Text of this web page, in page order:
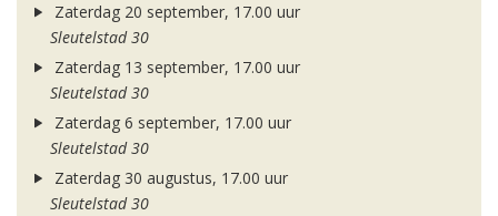
Zaterdag 20 september, 17.00 uur
Sleutelstad 30
Zaterdag 13 september, 17.00 uur
Sleutelstad 30
Zaterdag 6 september, 17.00 uur
Sleutelstad 30
Zaterdag 30 augustus, 17.00 uur
Sleutelstad 30